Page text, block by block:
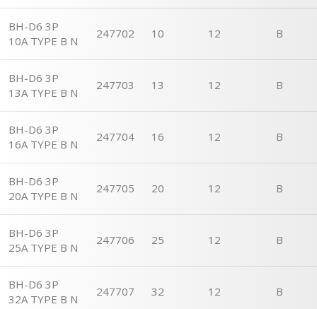
BH-D6 3P
10A TYPE B N
247702 10 12 B
BH-D6 3P
13A TYPE B N
247703 13 12 B
BH-D6 3P
16A TYPE B N
247704 16 12 B
BH-D6 3P
20A TYPE B N
247705 20 12 B
BH-D6 3P
25A TYPE B N
247706 25 12 B
BH-D6 3P
32A TYPE B N
247707 32 12 B